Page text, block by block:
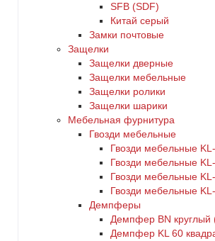
SFB (SDF)
Китай серый
Замки почтовые
Защелки
Защелки дверные
Защелки мебельные
Защелки ролики
Защелки шарики
Мебельная фурнитура
Гвозди мебельные
Гвозди мебельные
Гвозди мебельные
Гвозди мебельные
Гвозди мебельные
Демпферы
Демпфер BN круглый
Демпфер KL 60